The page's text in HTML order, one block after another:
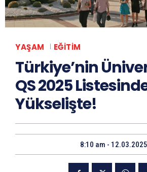
YAŞAM EĞITIM
Türkiye’nin
QS 2025
Yükselişte!
8:10 am - 12.03.2025